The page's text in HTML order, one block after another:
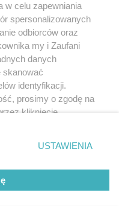
w celu zapewniania
spersonalizowanych
odbiorców oraz
my i Zaufani
danych
skanować
identyfikacji.
prosimy o zgodę na
kliknięcie
prywatności
strony
wymagają zgody
się takiemu
zastosowanie tylko
USTAWIENIA